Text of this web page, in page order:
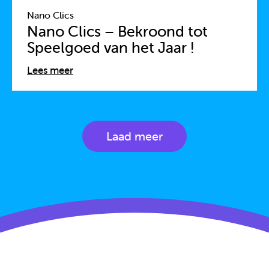
Nano Clics
Nano Clics – Bekroond tot
Speelgoed van het Jaar !
Lees meer
Laad meer